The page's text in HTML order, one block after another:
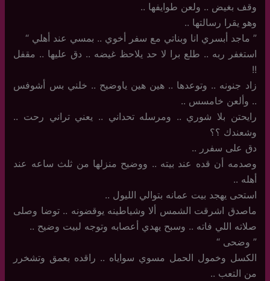
وقف بغيض .. ولعن طوايفها ..
وهو يقرا رسالتها ..
‏”‏ ماجد أبسري انا وبناتي مع سفر أخوي .. بمسي عند أهلي “
استغفر ربه .. طلع برا لا حد يلاحظ غيضه .. دق عليها .. مقفل
!!
زاد جنونه .. وتوعدها .. هين هين ياوضيح .. خلني بس أشوفس
.. وألعن خامسس ..
رايحتن بلا شوري .. ومرسله تحداني .. يعني تراني رحت ‏..
وشعندك ؟؟
دق على سفرر ‏..
وصدمه أن قده عند بيته .. ووضيح منزلها من ثلث ساعه عند
أهله ..
استحى يهجد بيت عمانه بتوالي الليول ..
ماصدق اشرقت الشمس ألا وشياطينه يوقضونه .. توضا وصلى
صلاته اللي فاته ‏.. وسبح يهدي أعصابه وتوجه لبيت وضيح ..
‏”‏ وضحى “
الكسل وخمول الحمل مسوي سواياه .. راقده بعمق وتشخرر
من التعب ..